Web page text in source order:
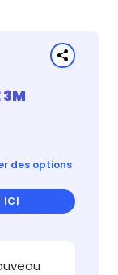
3M
des options
ICI